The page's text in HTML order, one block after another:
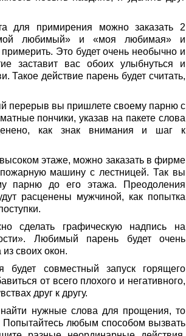
для примирения можно заказать 2
любимый» и «моя любимая» и
Это будет очень необычно и
заставит вас обоих улыбнуться и
Такое действие парень будет считать,
перерыв вы пришлете своему парню с
пончики, указав на пакете слова
как знак внимания и шаг к
этаже, можно заказать в фирме
пожарную машину с лестницей. Так вы
парню до его этажа. Преодоления
расценены мужчиной, как попытка
сделать графическую надпись на
Любимый парень будет очень
из своих окон.
совместный запуск горящего
от всего плохого и негативного,
друг к другу.
нужные слова для прощения, то
любым способом вызвать